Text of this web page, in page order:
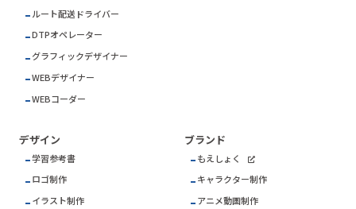
ルート配送ドライバー
DTPオペレーター
グラフィックデザイナー
WEBデザイナー
WEBコーダー
デザイン
学習参考書
ロゴ制作
イラスト制作
ブランド
もえしょく
キャラクター制作
アニメ動画制作